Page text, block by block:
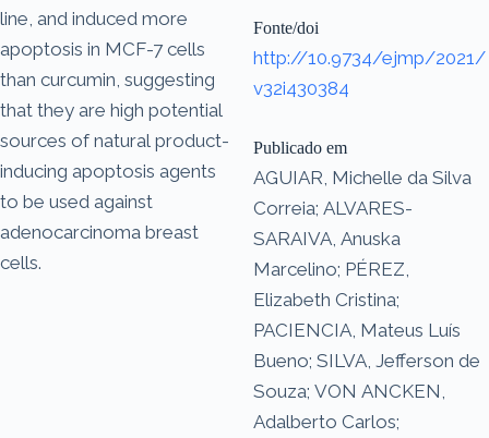
line, and induced more
apoptosis in MCF-7 cells
than curcumin, suggesting
that they are high potential
sources of natural product-
inducing apoptosis agents
to be used against
adenocarcinoma breast
cells.
Fonte/doi
http://10.9734/ejmp/2021/
v32i430384
Publicado em
AGUIAR, Michelle da Silva
Correia; ALVARES-
SARAIVA, Anuska
Marcelino; PÉREZ,
Elizabeth Cristina;
PACIENCIA, Mateus Luís
Bueno; SILVA, Jefferson de
Souza; VON ANCKEN,
Adalberto Carlos;